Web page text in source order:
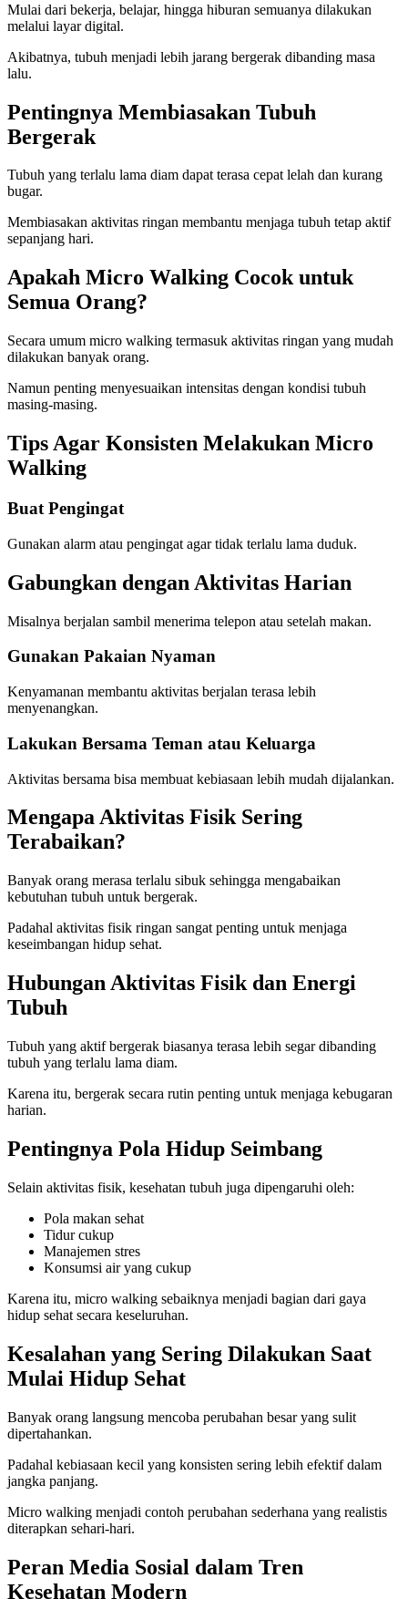
Mulai dari bekerja, belajar, hingga hiburan semuanya dilakukan
melalui layar digital.
Akibatnya, tubuh menjadi lebih jarang bergerak dibanding masa
lalu.
Pentingnya Membiasakan Tubuh
Bergerak
Tubuh yang terlalu lama diam dapat terasa cepat lelah dan kurang
bugar.
Membiasakan aktivitas ringan membantu menjaga tubuh tetap aktif
sepanjang hari.
Apakah Micro Walking Cocok untuk
Semua Orang?
Secara umum micro walking termasuk aktivitas ringan yang mudah
dilakukan banyak orang.
Namun penting menyesuaikan intensitas dengan kondisi tubuh
masing-masing.
Tips Agar Konsisten Melakukan Micro
Walking
Buat Pengingat
Gunakan alarm atau pengingat agar tidak terlalu lama duduk.
Gabungkan dengan Aktivitas Harian
Misalnya berjalan sambil menerima telepon atau setelah makan.
Gunakan Pakaian Nyaman
Kenyamanan membantu aktivitas berjalan terasa lebih
menyenangkan.
Lakukan Bersama Teman atau Keluarga
Aktivitas bersama bisa membuat kebiasaan lebih mudah dijalankan.
Mengapa Aktivitas Fisik Sering
Terabaikan?
Banyak orang merasa terlalu sibuk sehingga mengabaikan
kebutuhan tubuh untuk bergerak.
Padahal aktivitas fisik ringan sangat penting untuk menjaga
keseimbangan hidup sehat.
Hubungan Aktivitas Fisik dan Energi
Tubuh
Tubuh yang aktif bergerak biasanya terasa lebih segar dibanding
tubuh yang terlalu lama diam.
Karena itu, bergerak secara rutin penting untuk menjaga kebugaran
harian.
Pentingnya Pola Hidup Seimbang
Selain aktivitas fisik, kesehatan tubuh juga dipengaruhi oleh:
Pola makan sehat
Tidur cukup
Manajemen stres
Konsumsi air yang cukup
Karena itu, micro walking sebaiknya menjadi bagian dari gaya
hidup sehat secara keseluruhan.
Kesalahan yang Sering Dilakukan Saat
Mulai Hidup Sehat
Banyak orang langsung mencoba perubahan besar yang sulit
dipertahankan.
Padahal kebiasaan kecil yang konsisten sering lebih efektif dalam
jangka panjang.
Micro walking menjadi contoh perubahan sederhana yang realistis
diterapkan sehari-hari.
Peran Media Sosial dalam Tren
Kesehatan Modern